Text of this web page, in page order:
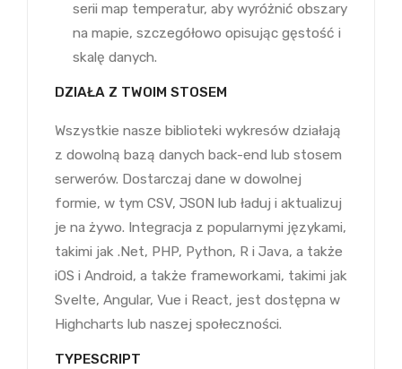
serii map temperatur, aby wyróżnić obszary
na mapie, szczegółowo opisując gęstość i
skalę danych.
DZIAŁA Z TWOIM STOSEM
Wszystkie nasze biblioteki wykresów działają
z dowolną bazą danych back-end lub stosem
serwerów. Dostarczaj dane w dowolnej
formie, w tym CSV, JSON lub ładuj i aktualizuj
je na żywo. Integracja z popularnymi językami,
takimi jak .Net, PHP, Python, R i Java, a także
iOS i Android, a także frameworkami, takimi jak
Svelte, Angular, Vue i React, jest dostępna w
Highcharts lub naszej społeczności.
TYPESCRIPT